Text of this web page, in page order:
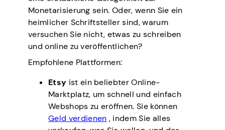
Monetarisierung sein. Oder, wenn Sie ein
heimlicher Schriftsteller sind, warum
versuchen Sie nicht, etwas zu schreiben
und online zu veröffentlichen?
Empfohlene Plattformen:
Etsy ist ein beliebter Online-
Marktplatz, um schnell und einfach
Webshops zu eröffnen. Sie können
Geld verdienen , indem Sie alles